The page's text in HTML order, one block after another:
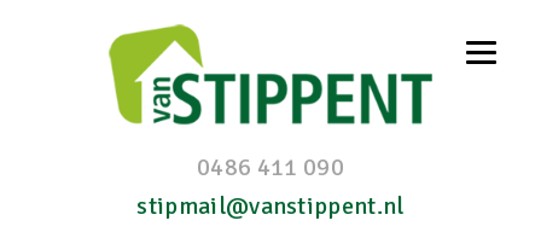
0486 411 090
stipmail@vanstippent.nl